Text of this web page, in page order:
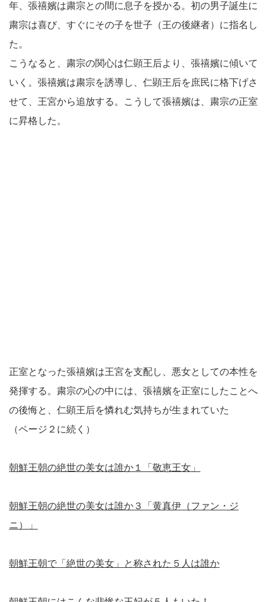
年、張禧嬪は粛宗との間に息子を授かる。初の男子誕生に
粛宗は喜び、すぐにその子を世子（王の後継者）に指名し
た。
こうなると、粛宗の関心は仁顕王后より、張禧嬪に傾いて
いく。張禧嬪は粛宗を誘導し、仁顕王后を庶民に格下げさ
せて、王宮から追放する。こうして張禧嬪は、粛宗の正室
に昇格した。
正室となった張禧嬪は王宮を支配し、悪女としての本性を
発揮する。粛宗の心の中には、張禧嬪を正室にしたことへ
の後悔と、仁顕王后を憐れむ気持ちが生まれていた
（ページ２に続く）
朝鮮王朝の絶世の美女は誰か１「敬恵王女」
朝鮮王朝の絶世の美女は誰か３「黄真伊（ファン・ジ
ニ）」
朝鮮王朝で「絶世の美女」と称された５人は誰か